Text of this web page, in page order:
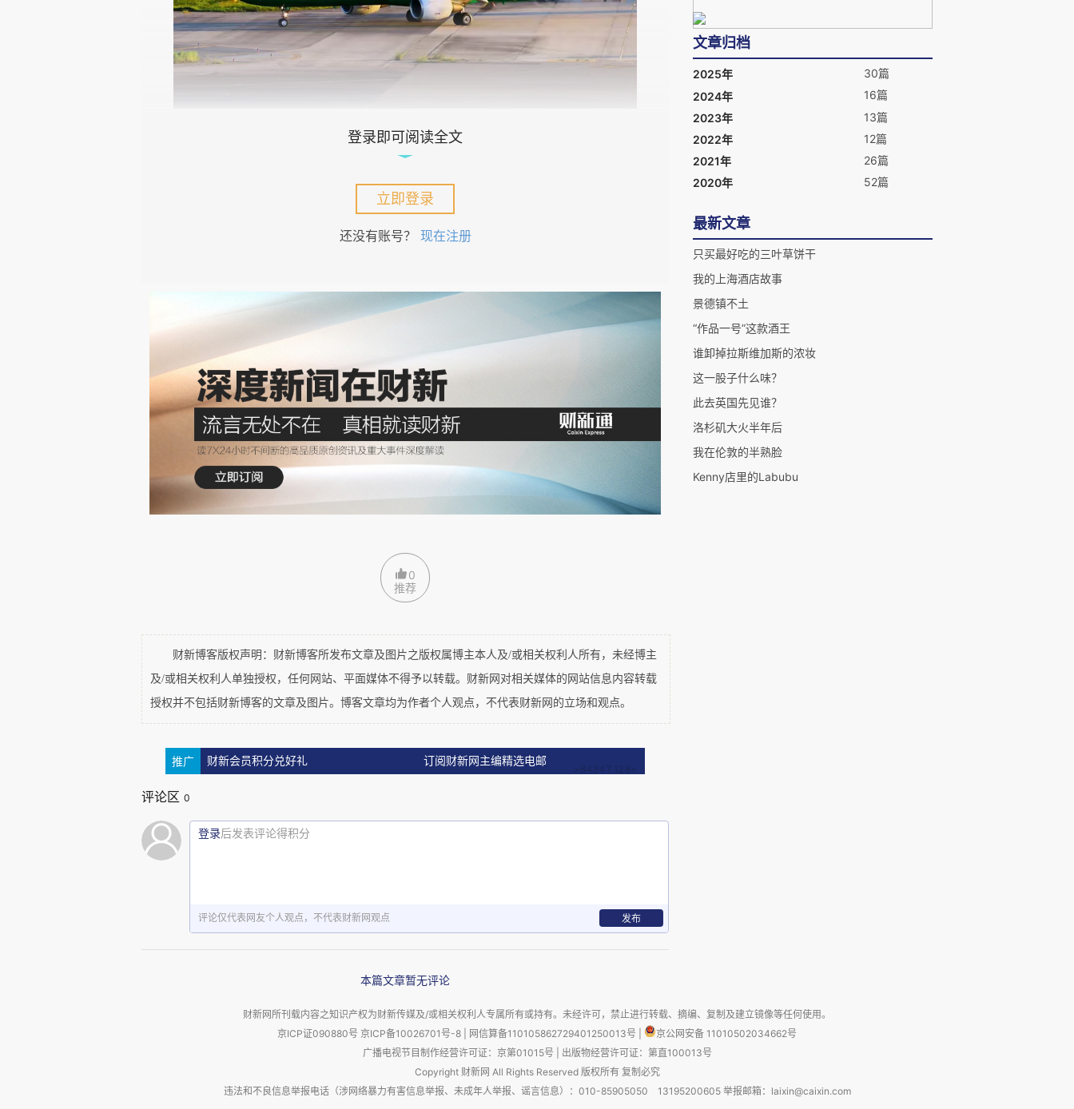
（我旅行时一向很少乘坐长荣航空。）
这也导致我在到达洛杉矶机场长荣登机口时，看见满坑满谷的亚裔面孔中，地勤
也许是因为受到机场时间分配方面的钳制，但从乘客的角度看，这无论如何都是人
造混乱。
不过，由洛杉矶飞台北的长荣每天固定多达3个航班，高峰时期据知每天5班也
都有过，时间调配确实艰难。
（登机口地勤人员不断提醒乘客不要搭错。）
因，另一个重要动机是我还想得到一件吴季刚（Jason Wu）设计的睡衣。
我在2022年头回乘坐长荣时领到过一件，那件作品看起来简约大气。尤其领
（吴季刚是台湾出身的服装设计师。）
（吴季刚和他的作品。）
长荣航空（EVA Air）成立于1989年，于1991年正式投入运营，也是台湾第一家
私营国际航空公司，目前是全球知名的五星级航空公司之一（Skytrax评级）。
印度过来，脱身异邦非我族类的畏惧，离开印度无处不在的安检，来到终于不用说
英文的语境，刚上机就看到某空姐在某瞬间冲我挤了一下眼睛，心里瞬间破防，简
记得当时满舱空姐都极漂亮，口罩遮不住的淡妆瞄上去妥帖大方，我和她们一起
熬过长夜直飞洛杉矶，那种舒适妥帖，无从言喻。
登录即可阅读全文
立即登录
还没有账号？ 现在注册
0
推荐
财新博客版权声明：财新博客所发布文章及图片之版权属博主本人及/或相关权利人所有，未经博主
及/或相关权利人单独授权，任何网站、平面媒体不得予以转载。财新网对相关媒体的网站信息内容转载
授权并不包括财新博客的文章及图片。博客文章均为作者个人观点，不代表财新网的立场和观点。
推广 财新会员积分兑好礼 订阅财新网主编精选电邮
评论区 0
登录后发表评论得积分
评论仅代表网友个人观点，不代表财新网观点 发布
本篇文章暂无评论
文章归档
2025年
30篇
2024年
16篇
2023年
13篇
2022年
12篇
2021年
26篇
2020年
52篇
最新文章
只买最好吃的三叶草饼干
我的上海酒店故事
景德镇不土
“作品一号”这款酒王
谁卸掉拉斯维加斯的浓妆
这一股子什么味？
此去英国先见谁？
洛杉矶大火半年后
我在伦敦的半熟脸
Kenny店里的Labubu
财新网所刊载内容之知识产权为财新传媒及/或相关权利人专属所有或持有。未经许可，禁止进行转载、摘编、复制及建立镜像等任何使用。
京ICP证090880号 京ICP备10026701号-8 网信算备110105862729401250013号
京公网安备 11010502034662号
广播电视节目制作经营许可证：京第01015号
出版物经营许可证：第直100013号
Copyright 财新网 All Rights Reserved 版权所有 复制必究
违法和不良信息举报电话（涉网络暴力有害信息举报、未成年人举报、谣言信息）：010-85905050 13195200605 举报邮箱：laixin@caixin.com